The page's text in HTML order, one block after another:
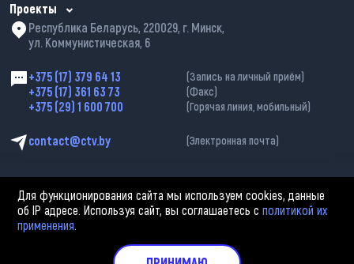
Проекты
Республика Беларусь, 220029, г. Минск,
ул. Коммунистическая, 6
+375 (17) 379 64 13 (Запись на личный приём)
+375 (17) 361 63 73 (Факс)
+375 (29) 1 600 700 (Горячая линия, мобильный)
contact@ctv.by (Электронная почта)
2002—2026 © ЗАО «Столичное телевидение». При любом использовании
материалов активная гиперссылка на «belarus-news.by» обязательна.
Политика обработки персональных данных
Для функционирования сайта мы используем cookies, данные
об IP адресе. Используя сайт, вы соглашаетесь сполитикой их
применения.